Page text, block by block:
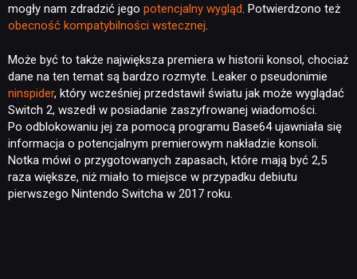
mogły nam zdradzić jego potencjalny wygląd. Potwierdzono też
obecność kompatybilności wstecznej.
Może być to także największa premiera w historii konsol, chociaż
dane na ten temat są bardzo rozmyte. Leaker o pseudonimie
ninspider, który wcześniej przedstawił światu jak może wyglądać
Switch 2, wszedł w posiadanie zaszyfrowanej wiadomości.
Po odblokowaniu jej za pomocą programu Base64 ujawniała się
informacja o potencjalnym premierowym nakładzie konsoli.
Notka mówi o przygotowanych zapasach, które mają być 2,5
raza większe, niż miało to miejsce w przypadku debiutu
pierwszego Nintendo Switcha w 2017 roku.